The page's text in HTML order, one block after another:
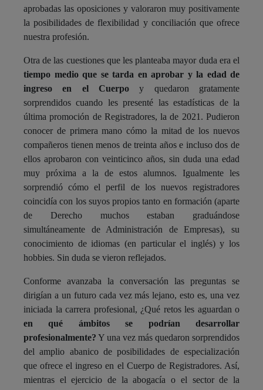
aprobadas las oposiciones y valoraron muy positivamente
la posibilidades de flexibilidad y conciliación que ofrece
nuestra profesión.
Otra de las cuestiones que les planteaba mayor duda era el
tiempo medio que se tarda en aprobar y la edad de
ingreso en el Cuerpo y quedaron gratamente
sorprendidos cuando les presenté las estadísticas de la
última promoción de Registradores, la de 2021. Pudieron
conocer de primera mano cómo la mitad de los nuevos
compañeros tienen menos de treinta años e incluso dos de
ellos aprobaron con veinticinco años, sin duda una edad
muy próxima a la de estos alumnos. Igualmente les
sorprendió cómo el perfil de los nuevos registradores
coincidía con los suyos propios tanto en formación (aparte
de Derecho muchos estaban graduándose
simultáneamente de Administración de Empresas), su
conocimiento de idiomas (en particular el inglés) y los
hobbies. Sin duda se vieron reflejados.
Conforme avanzaba la conversación las preguntas se
dirigían a un futuro cada vez más lejano, esto es, una vez
iniciada la carrera profesional, ¿Qué retos les aguardan o
en qué ámbitos se podrían desarrollar
profesionalmente? Y una vez más quedaron sorprendidos
del amplio abanico de posibilidades de especialización
que ofrece el ingreso en el Cuerpo de Registradores. Así,
mientras el ejercicio de la abogacía o el sector de la